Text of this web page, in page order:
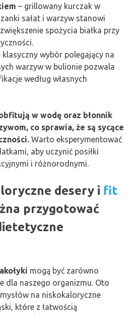
– grillowany kurczak w
sałat i warzyw stanowi
spożycia białka przy
klasyczny wybór polegający na
warzyw w bulionie pozwala
według własnych
w wodę oraz błonnik
co sprawia, że są sycące
Warto eksperymentować
aby uczynić posiłki
i różnorodnymi.
desery i fit
przygotować
mogą być zarówno
dla naszego organizmu. Oto
na niskokaloryczne
które z łatwością